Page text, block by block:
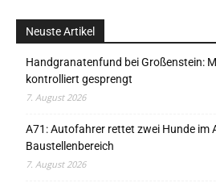
Neuste Artikel
Handgranatenfund bei Großenstein:
kontrolliert gesprengt
7. August 2026
A71: Autofahrer rettet zwei Hunde im
Baustellenbereich
7. August 2026